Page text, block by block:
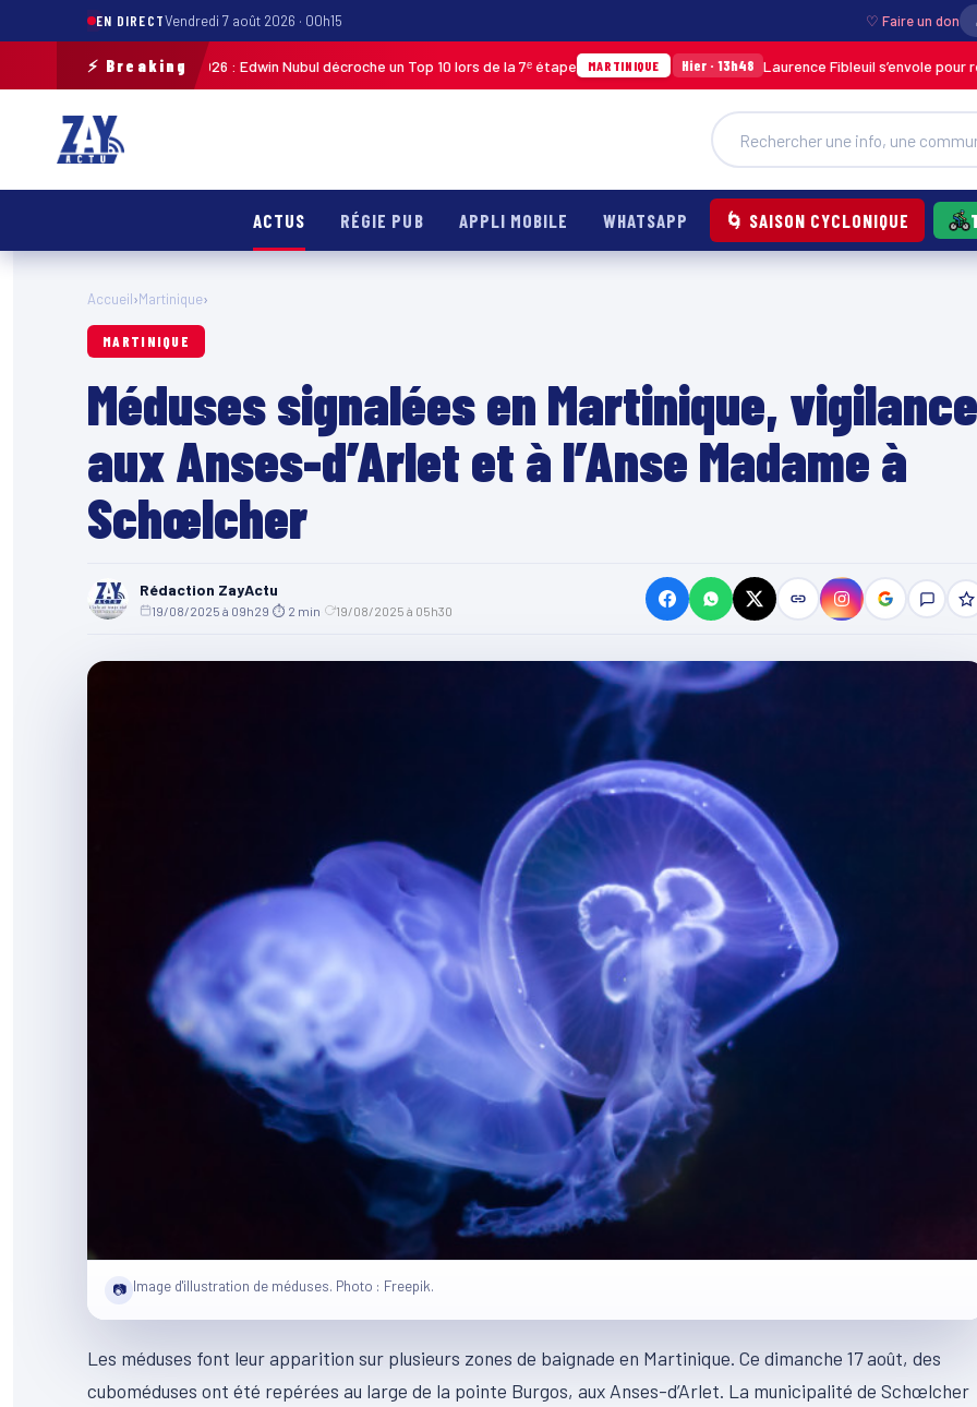
EN DIRECTVendredi 7 août 2026 · 00h15 ♡ Faire un don
⚡ Breaking
de Guadeloupe 2026 : Edwin Nubul décroche un Top 10 lors de la 7ᵉ étape MARTINIQUE Hier · 13h48 Laurence Fibleuil s’envole pour
ACTUS RÉGIE PUB APPLI MOBILE WHATSAPP 🌀 SAISON CYCLONIQUE
Accueil›Martinique›
MARTINIQUE
Méduses signalées en Martinique, vigilance
aux Anses-d’Arlet et à l’Anse Madame à
Schœlcher
Rédaction ZayActu
19/08/2025 à 09h29 ⏱ 2 min 19/08/2025 à 05h30
📷 Image d'illustration de méduses. Photo : Freepik.
Les méduses font leur apparition sur plusieurs zones de baignade en Martinique. Ce dimanche 17 août, des
cuboméduses ont été repérées au large de la pointe Burgos, aux Anses-d’Arlet. La municipalité de Schœlcher